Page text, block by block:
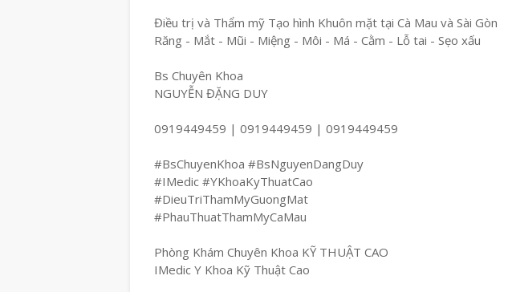
Điều trị và Thẩm mỹ Tạo hình Khuôn mặt tại Cà Mau và Sài Gòn
Răng - Mắt - Mũi - Miệng - Môi - Má - Cằm - Lỗ tai - Sẹo xấu
Bs Chuyên Khoa
NGUYỄN ĐẶNG DUY
0919449459 | 0919449459 | 0919449459
#BsChuyenKhoa #BsNguyenDangDuy
#IMedic #YKhoaKyThuatCao
#DieuTriThamMyGuongMat
#PhauThuatThamMyCaMau
Phòng Khám Chuyên Khoa KỸ THUẬT CAO
IMedic Y Khoa Kỹ Thuật Cao